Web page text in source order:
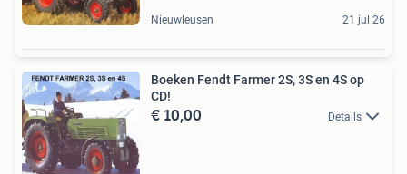
Nieuwleusen 21 jul 26
Boeken Fendt Farmer 2S, 3S en 4S op
CD!
€ 10,00 Details